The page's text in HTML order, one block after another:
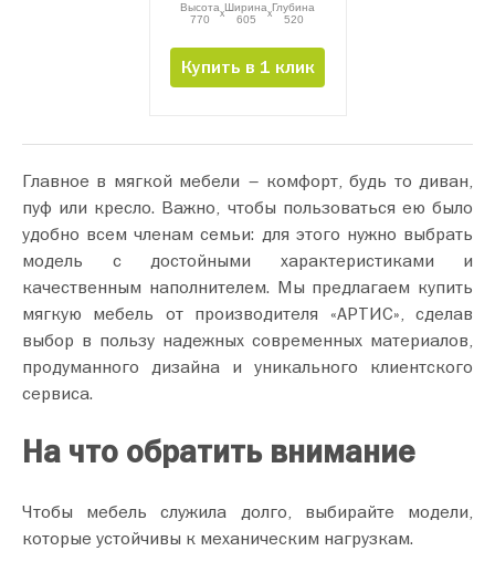
Высота
770
xШирина
605
xГлубина
520
Купить в 1 клик
Главное в мягкой мебели – комфорт, будь то диван,
пуф или кресло. Важно, чтобы пользоваться ею было
удобно всем членам семьи: для этого нужно выбрать
модель с достойными характеристиками и
качественным наполнителем. Мы предлагаем купить
мягкую мебель от производителя «АРТИС», сделав
выбор в пользу надежных современных материалов,
продуманного дизайна и уникального клиентского
сервиса.
На что обратить внимание
Чтобы мебель служила долго, выбирайте модели,
которые устойчивы к механическим нагрузкам.